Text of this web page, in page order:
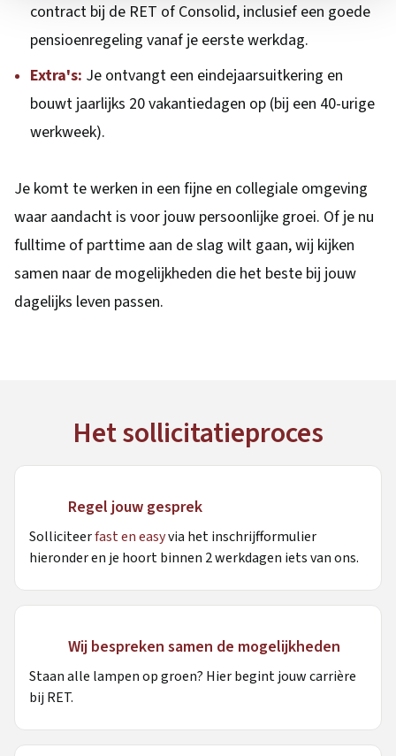
contract bij de RET of Consolid, inclusief een goede
pensioenregeling vanaf je eerste werkdag.
Extra's: Je ontvangt een eindejaarsuitkering en
bouwt jaarlijks 20 vakantiedagen op (bij een 40-urige
werkweek).
Je komt te werken in een fijne en collegiale omgeving
waar aandacht is voor jouw persoonlijke groei. Of je nu
fulltime of parttime aan de slag wilt gaan, wij kijken
samen naar de mogelijkheden die het beste bij jouw
dagelijks leven passen.
Het sollicitatieproces
Regel jouw gesprek
Solliciteerfast en easyvia het inschrijfformulier
hieronder en je hoort binnen 2 werkdagen iets van ons.
Wij bespreken samen de mogelijkheden
Staan alle lampen op groen? Hier begint jouw carrière
bij RET.